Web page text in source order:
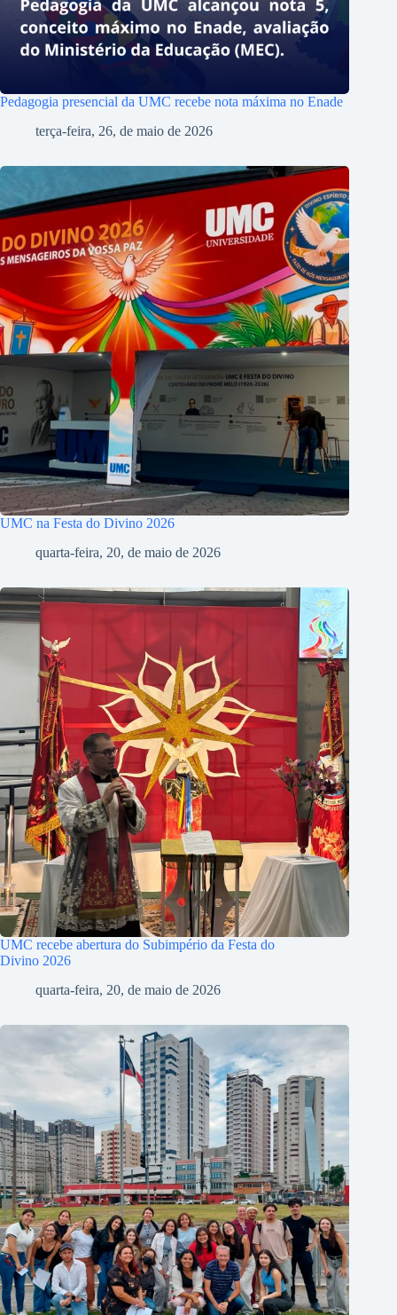
Pedagogia presencial da UMC recebe nota máxima no Enade
terça-feira, 26, de maio de 2026
UMC na Festa do Divino 2026
quarta-feira, 20, de maio de 2026
UMC recebe abertura do Subimpério da Festa do
Divino 2026
quarta-feira, 20, de maio de 2026